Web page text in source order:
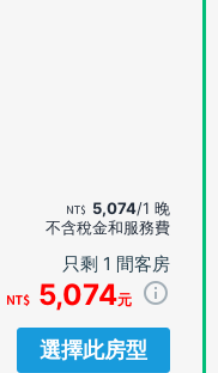
5,074/1 晚
不含稅金和服務費
只剩 1 間客房
5,074元
選擇此房型